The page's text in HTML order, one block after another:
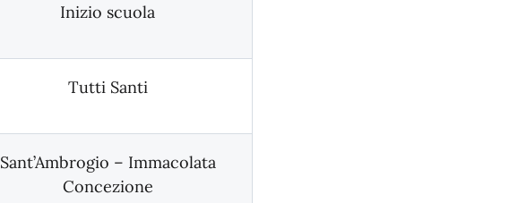
Inizio scuola
Tutti Santi
Sant’Ambrogio – Immacolata
Concezione